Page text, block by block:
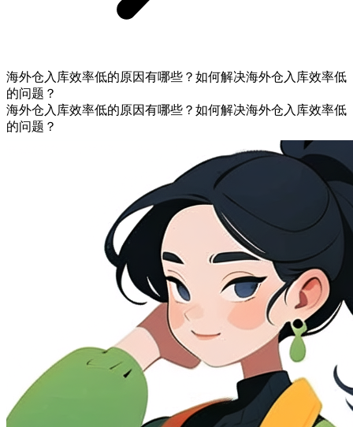
海外仓入库效率低的原因有哪些？如何解决海外仓入库效率低
的问题？
海外仓入库效率低的原因有哪些？如何解决海外仓入库效率低
的问题？